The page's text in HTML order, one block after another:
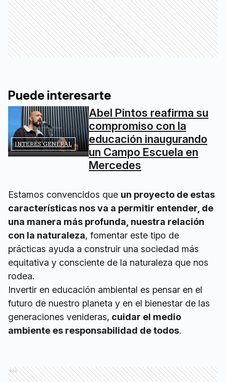
Puede interesarte
INTERÉS GENERAL
Abel Pintos reafirma su
compromiso con la
educación inaugurando
un Campo Escuela en
Mercedes
Estamos convencidos que un proyecto de estas
características nos va a permitir entender, de
una manera más profunda, nuestra relación
con la naturaleza, fomentar este tipo de
prácticas ayuda a construir una sociedad más
equitativa y consciente de la naturaleza que nos
rodea.
Invertir en educación ambiental es pensar en el
futuro de nuestro planeta y en el bienestar de las
generaciones venideras, cuidar el medio
ambiente es responsabilidad de todos.
Ads